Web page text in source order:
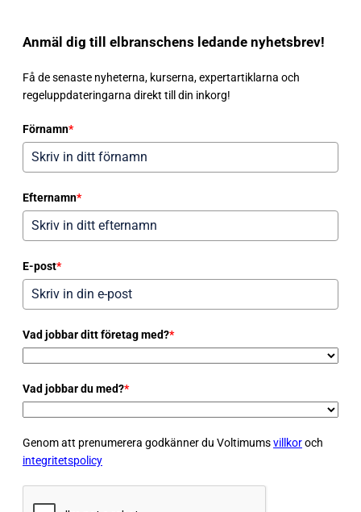
Anmäl dig till elbranschens ledande nyhetsbrev!
Få de senaste nyheterna, kurserna, expertartiklarna och
regeluppdateringarna direkt till din inkorg!
Förnamn*
Efternamn*
E-post*
Vad jobbar ditt företag med?*
Vad jobbar du med?*
Genom att prenumerera godkänner du Voltimumsvillkoroch
integritetspolicy